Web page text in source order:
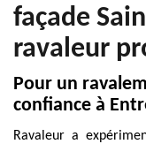
façade
ravaleur
Pour un
confiance à
Ravaleur a